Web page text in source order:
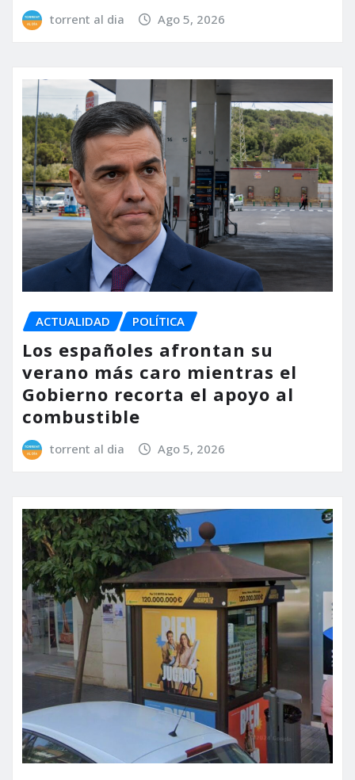
torrent al dia Ago 5, 2026
ACTUALIDAD POLÍTICA
Los españoles afrontan su
verano más caro mientras el
Gobierno recorta el apoyo al
combustible
torrent al dia Ago 5, 2026